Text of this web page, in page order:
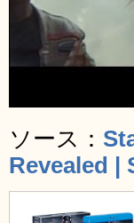
ソース：
Revealed |